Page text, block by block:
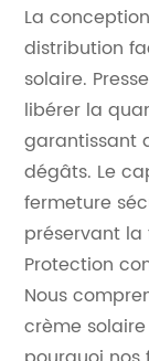
La
distribution
solaire.
libérer la
garantissant
dégâts. Le
fermeture
préservant
Protection
Nous
crème